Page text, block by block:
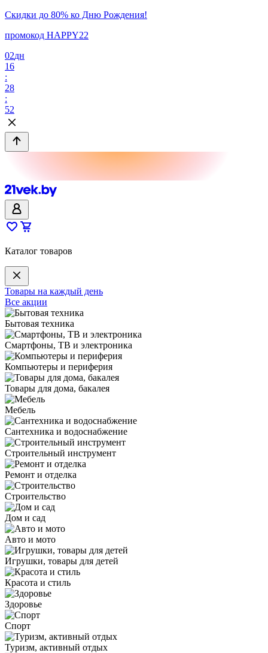
Скидки до 80% ко Дню Рождения!
промокод HAPPY22
02дн
16
:
28
:
52
Каталог товаров
Товары на каждый день
Все акции
Бытовая техника
Смартфоны, ТВ и электроника
Компьютеры и периферия
Товары для дома, бакалея
Мебель
Сантехника и водоснабжение
Строительный инструмент
Ремонт и отделка
Строительство
Дом и сад
Авто и мото
Игрушки, товары для детей
Красота и стиль
Здоровье
Спорт
Туризм, активный отдых